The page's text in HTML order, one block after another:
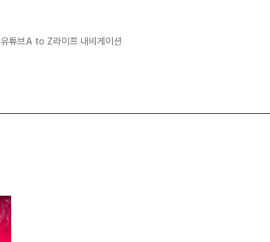
유튜브A to Z라이프 내비게이션